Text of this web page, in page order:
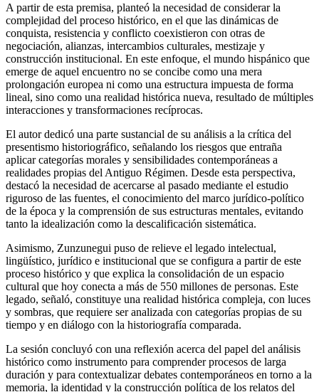
A partir de esta premisa, planteó la necesidad de considerar la
complejidad del proceso histórico, en el que las dinámicas de
conquista, resistencia y conflicto coexistieron con otras de
negociación, alianzas, intercambios culturales, mestizaje y
construcción institucional. En este enfoque, el mundo hispánico que
emerge de aquel encuentro no se concibe como una mera
prolongación europea ni como una estructura impuesta de forma
lineal, sino como una realidad histórica nueva, resultado de múltiples
interacciones y transformaciones recíprocas.
El autor dedicó una parte sustancial de su análisis a la crítica del
presentismo historiográfico, señalando los riesgos que entraña
aplicar categorías morales y sensibilidades contemporáneas a
realidades propias del Antiguo Régimen. Desde esta perspectiva,
destacó la necesidad de acercarse al pasado mediante el estudio
riguroso de las fuentes, el conocimiento del marco jurídico-político
de la época y la comprensión de sus estructuras mentales, evitando
tanto la idealización como la descalificación sistemática.
Asimismo, Zunzunegui puso de relieve el legado intelectual,
lingüístico, jurídico e institucional que se configura a partir de este
proceso histórico y que explica la consolidación de un espacio
cultural que hoy conecta a más de 550 millones de personas. Este
legado, señaló, constituye una realidad histórica compleja, con luces
y sombras, que requiere ser analizada con categorías propias de su
tiempo y en diálogo con la historiografía comparada.
La sesión concluyó con una reflexión acerca del papel del análisis
histórico como instrumento para comprender procesos de larga
duración y para contextualizar debates contemporáneos en torno a la
memoria, la identidad y la construcción política de los relatos del